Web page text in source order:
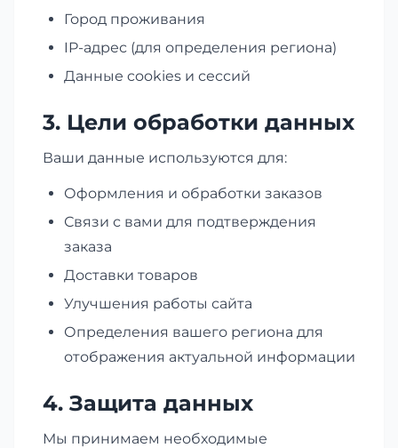
Город проживания
IP-адрес (для определения региона)
Данные cookies и сессий
3. Цели обработки данных
Ваши данные используются для:
Оформления и обработки заказов
Связи с вами для подтверждения
заказа
Доставки товаров
Улучшения работы сайта
Определения вашего региона для
отображения актуальной информации
4. Защита данных
Мы принимаем необходимые